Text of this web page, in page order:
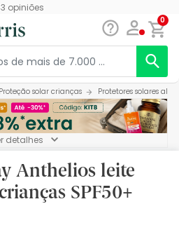
opiniões
0
Proteção solar crianças Protetores solares
detalhes
Anthelios leite
SPF50+